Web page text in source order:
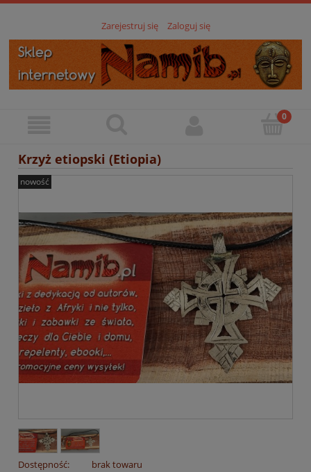
Zarejestruj się Zaloguj się
Krzyż etiopski (Etiopia)
nowość
Dostępność: brak towaru